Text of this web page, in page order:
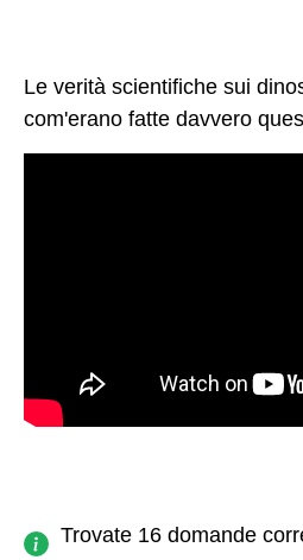
Le verità scientifiche sui
com'erano fatte davvero
Trovate 16 domande